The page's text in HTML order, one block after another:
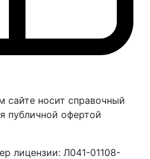
сайте носит справочный
публичной офертой
лицензии: Л041-01108-